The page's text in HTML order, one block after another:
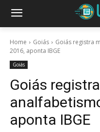
Home Goiás
Goiás registra
2016, aponta IBGE
Goiás
Goiás
aponta IBGE